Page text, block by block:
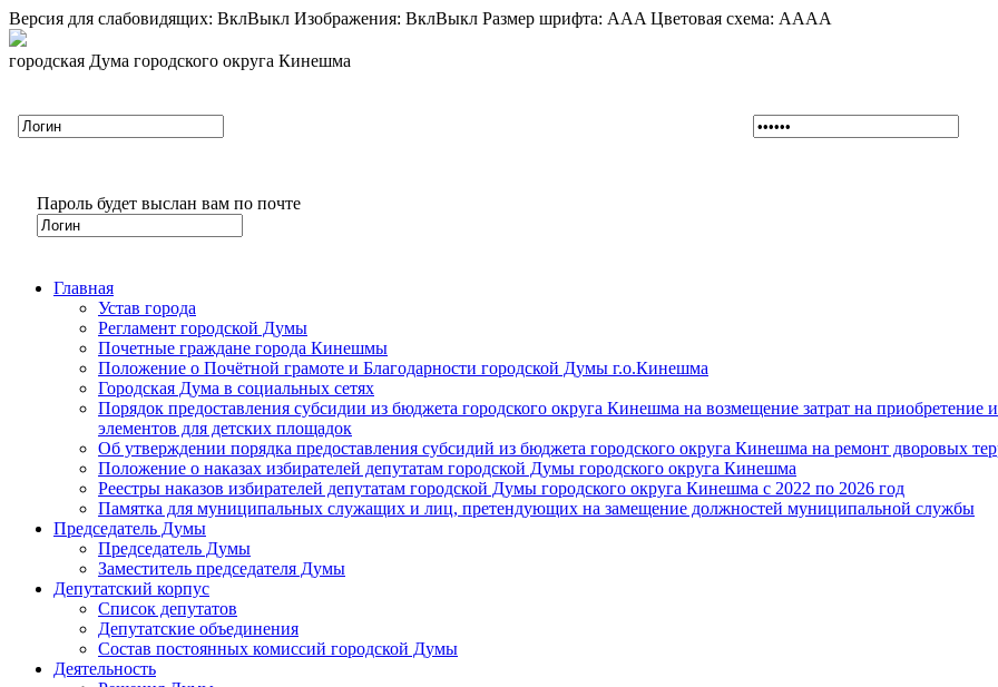
Версия для слабовидящих: ВклВыкл Изображения: ВклВыкл Размер шрифта: AAA Цветовая схема: AAAA
городская Дума городского округа Кинешма
Пароль будет выслан вам по почте
Главная
Устав города
Регламент городской Думы
Почетные граждане города Кинешмы
Положение о Почётной грамоте и Благодарности городской Думы г.о.Кинешма
Городская Дума в социальных сетях
Порядок предоставления субсидии из бюджета городского округа Кинешма на возмещение затрат на
элементов для детских площадок
Об утверждении порядка предоставления субсидий из бюджета городского округа Кинешма на ремонт дворовых
Положение о наказах избирателей депутатам городской Думы городского округа Кинешма
Реестры наказов избирателей депутатам городской Думы городского округа Кинешма с 2022 по 2026 год
Памятка для муниципальных служащих и лиц, претендующих на замещение должностей муниципальной службы
Председатель Думы
Председатель Думы
Заместитель председателя Думы
Депутатский корпус
Список депутатов
Депутатские объединения
Состав постоянных комиссий городской Думы
Деятельность